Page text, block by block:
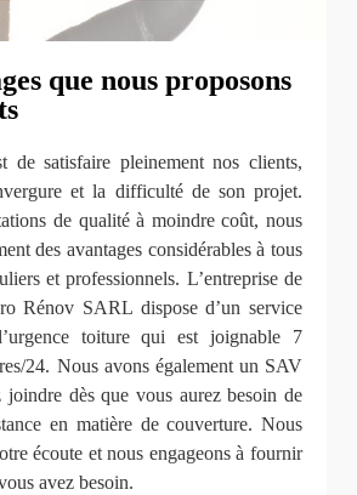
que nous proposons
de satisfaire pleinement nos clients,
et la difficulté de son projet.
de qualité à moindre coût, nous
des avantages considérables à tous
et professionnels. L’entreprise de
Rénov SARL dispose d’un service
toiture qui est joignable 7
24. Nous avons également un SAV
joindre dès que vous aurez besoin de
en matière de couverture. Nous
écoute et nous engageons à fournir
avez besoin.